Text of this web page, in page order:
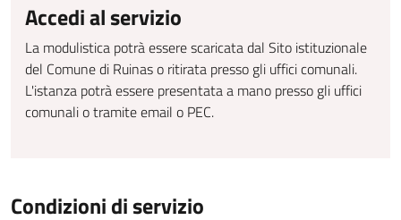
Accedi al servizio
La modulistica potrà essere scaricata dal Sito istituzionale
del Comune di Ruinas o ritirata presso gli uffici comunali.
L'istanza potrà essere presentata a mano presso gli uffici
comunali o tramite email o PEC.
Condizioni di servizio